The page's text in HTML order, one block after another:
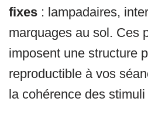
fixes : lampadaires,
marquages au sol. Ces
imposent une structure
reproductible à vos
la cohérence des stimuli